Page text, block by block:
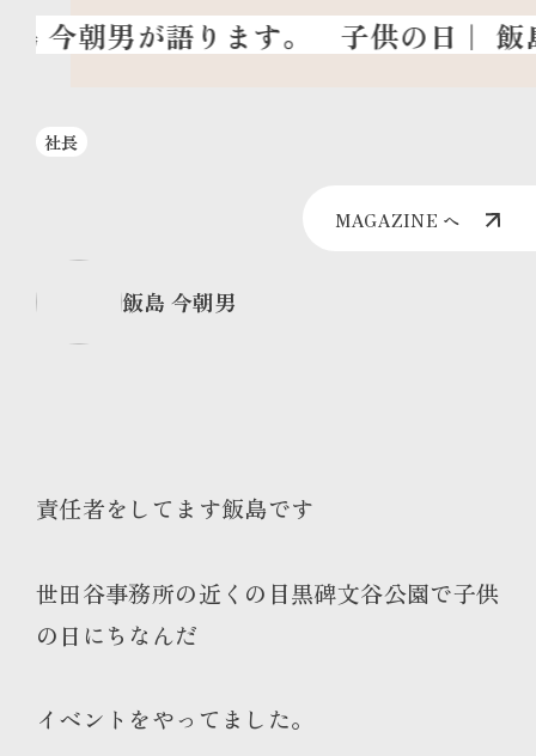
子供の日｜ 飯
社長
MAGAZINE へ
飯島 今朝男
責任者をしてます飯島です
世田谷事務所の近くの 目黒碑文谷公園で子供
の日にちなんだ
イベントをやってました。